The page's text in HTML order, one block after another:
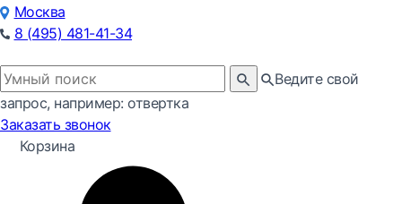
Москва
8 (495) 481-41-34
Ведите свой
запрос, например: отвертка
Заказать звонок
Корзина